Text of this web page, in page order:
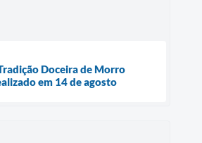
Doceira de Morro
em 14 de agosto